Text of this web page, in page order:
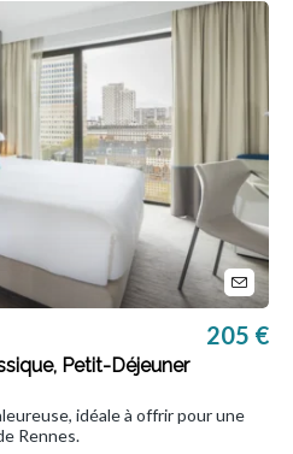
Petit-Déjeuner
205 €
idéale à offrir pour une
Rennes.